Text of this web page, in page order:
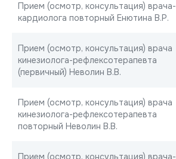
Прием (осмотр, консультация) врача-
кардиолога повторный Енютина В.Р.
Прием (осмотр, консультация) врача
кинезиолога-рефлексотерапевта
(первичный) Неволин В.В.
Прием (осмотр, консультация) врача
кинезиолога-рефлексотерапевта
повторный Неволин В.В.
Прием (осмотр, консультация) врача-